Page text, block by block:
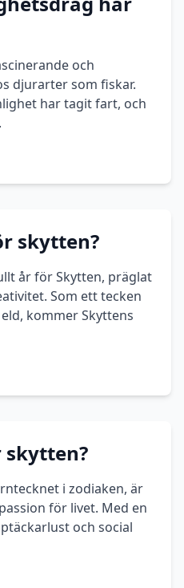
och
djurarter som fiskar.
har tagit fart, och
skytten?
år för Skytten, präglat
Som ett tecken
kommer Skyttens
i zodiaken, är
för livet. Med en
och social